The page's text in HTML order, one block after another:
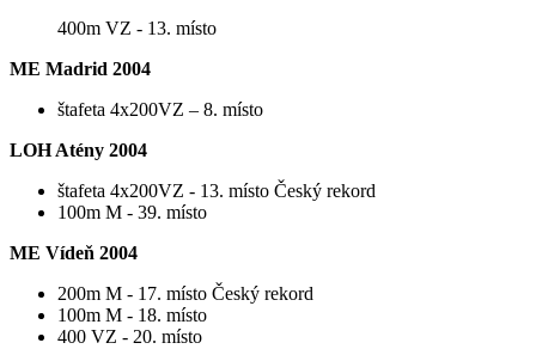
400m VZ - 13. místo
ME Madrid 2004
štafeta 4x200VZ – 8. místo
LOH Atény 2004
štafeta 4x200VZ - 13. místo Český rekord
100m M - 39. místo
ME Vídeň 2004
200m M - 17. místo Český rekord
100m M - 18. místo
400 VZ - 20. místo